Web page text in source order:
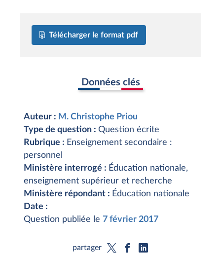
Télécharger le format pdf
Données clés
Auteur : M. Christophe Priou
Type de question : Question écrite
Rubrique : Enseignement secondaire :
personnel
Ministère interrogé : Éducation nationale,
enseignement supérieur et recherche
Ministère répondant : Éducation nationale
Date :
Question publiée le 7 février 2017
partager